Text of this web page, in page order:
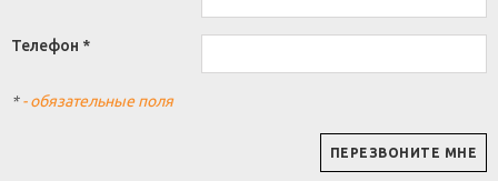
Телефон *
*- обязательные поля